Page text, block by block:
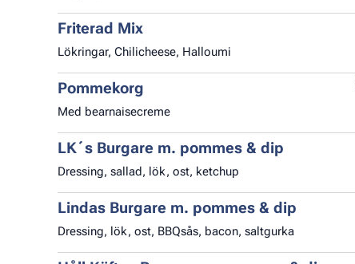
Friterad Mix
Lökringar, Chilicheese, Halloumi
Pommekorg
Med bearnaisecreme
LK´s Burgare m. pommes & dip
Dressing, sallad, lök, ost, ketchup
Lindas Burgare m. pommes & dip
Dressing, lök, ost, BBQsås, bacon, saltgurka